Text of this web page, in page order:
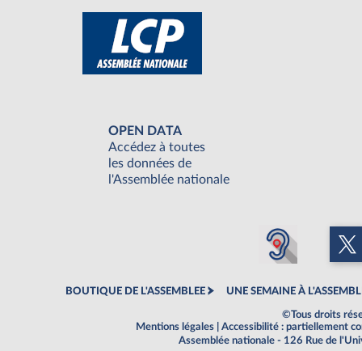
OPEN DATA
Accédez à toutes
les données de
l'Assemblée nationale
BOUTIQUE DE L'ASSEMBLEE UNE SEMAINE À
©Tous droits
Mentions légales
Accessibilité : partiellement
Assemblée nationale - 126 Rue de